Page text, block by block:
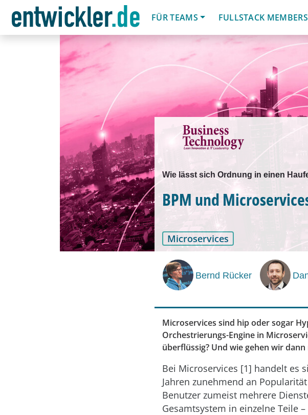
FÜR TEAMS
FULLSTACK
Wie lässt sich Ordnung in einen
BPM und
Microservices
Bernd Rücker
Microservices sind hip oder sogar
Orchestrierungs-Engine in
überflüssig? Und wie gehen wir
Bei Microservices [1] handelt es
Jahren zunehmend an
Benutzer zumeist mehrere
Gesamtsystem in einzelne Teile